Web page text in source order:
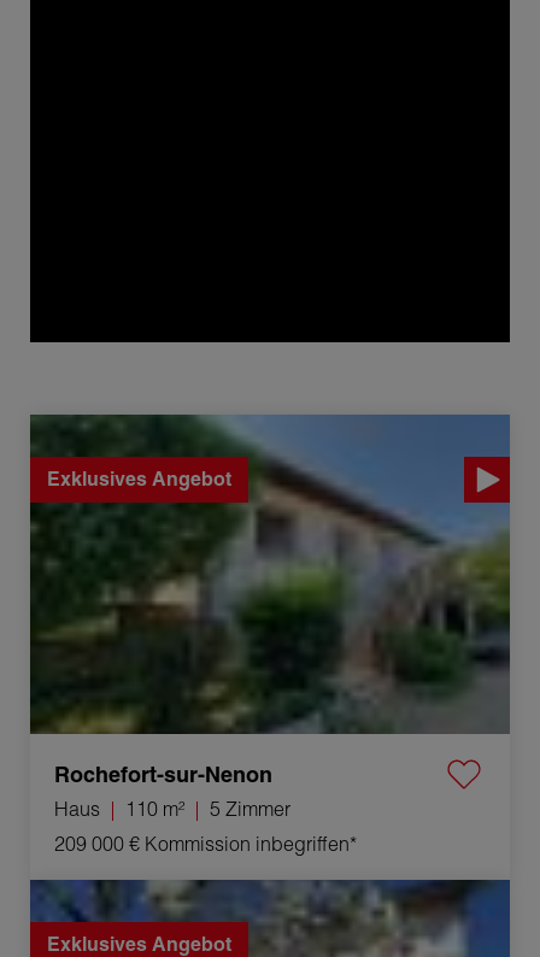
Verkauf Haus Rochefort-sur-Nenon 5 Zimmer 110 m²
Exklusives Angebot
Rochefort-sur-Nenon
Haus 110 m²
5 Zimmer
209 000 € Kommission inbegriffen*
Verkauf Haus Orchamps 5 Zimmer 93 m²
Exklusives Angebot